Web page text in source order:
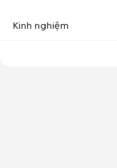
Kinh nghiệm